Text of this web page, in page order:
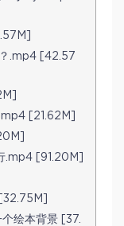
？.mp4 [42.57
[21.62M]
.mp4 [91.20M]
绘本背景 [37.